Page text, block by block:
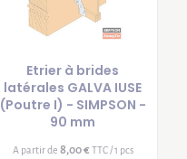
Etrier à brides
latérales GALVA IUSE
(Poutre I) - SIMPSON -
90 mm
A partir de 8,00 € TTC / 1 pcs